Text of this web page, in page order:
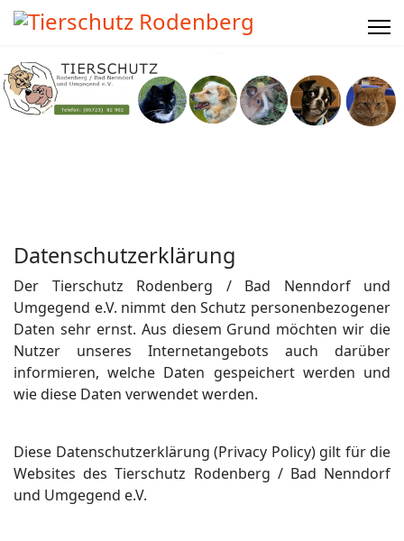
Datenschutzerklärung
Der Tierschutz Rodenberg / Bad Nenndorf und
Umgegend e.V. nimmt den Schutz personenbezogener
Daten sehr ernst. Aus diesem Grund möchten wir die
Nutzer unseres Internetangebots auch darüber
informieren, welche Daten gespeichert werden und
wie diese Daten verwendet werden.
Diese Datenschutzerklärung (Privacy Policy) gilt für die
Websites des Tierschutz Rodenberg / Bad Nenndorf
und Umgegend e.V.